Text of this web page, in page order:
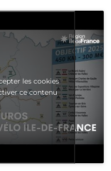
les cookies
ce contenu